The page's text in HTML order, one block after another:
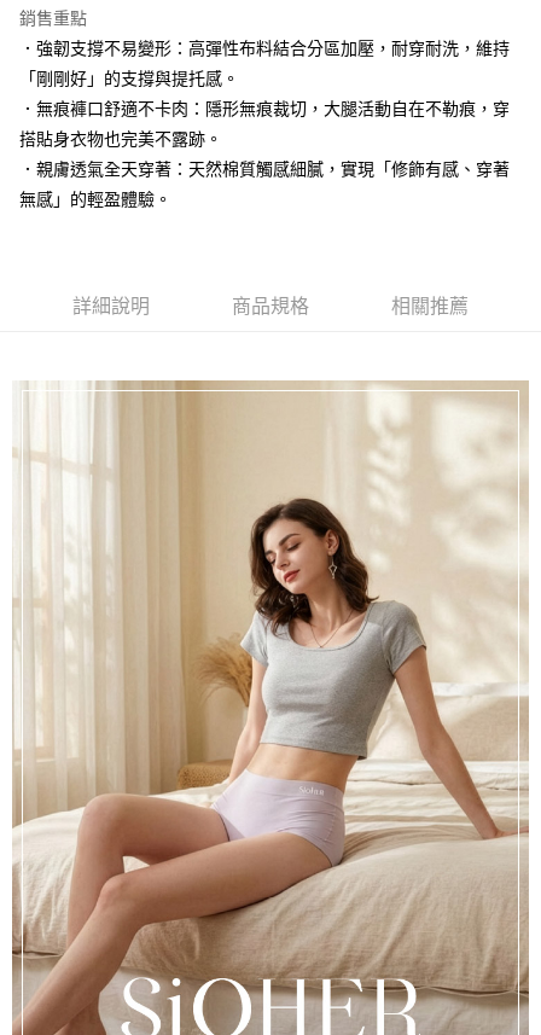
台新國際商業銀行
台灣樂天信用卡公司
元大商業銀行
玉山商業銀行
星展（台灣）商業銀行
台灣樂天信用卡公司
悠遊付
【大哥付你分期使用說明】
1.本服務由台灣大哥大提供，台灣大哥大用戶可立即使用無須另外申請。
2.付款方式選擇「大哥付你分期」，訂單成立後會自動跳轉到大哥付的交易
流程，驗證手機門號後，選擇欲分期的期數、繳款截止日，確認付款後即完
成交易。
法說明評估內容。
【繳款方式說明】
2.透過簡訊連結打開帳單後，可選擇「超商條碼／台灣大直營門市／銀行轉
【注意事項】
1.本服務係由「台灣大哥大股份有限公司」（以下簡稱本公司）所提供，讓
用戶於交易時，得透過本服務購買商品或服務，並由商店將買賣／分期付款
買賣價金債權讓與本公司後，依約使用本公司帳單繳交帳款。
2.基於同意付款使用「大哥付你分期」之契約關係目的，商店將以您的個人
資料（包含姓名、電話或地址）提供予台灣大哥大進項蒐集、處理及利用，
由本公司與您本人進行分期帳單所需資料之確認、核對及更正。
3.完整用戶服務條款，請詳閱以下連結：https://oppay.tw/userRule
貨到付款
運送方式
付款後全家取貨
7-11取貨付款
付款後7-11取貨
每筆NT$100，滿NT$999(含以上)免運費
每筆NT$100，滿NT$1,000(含以上)免運費
離島宅配
每筆NT$220，滿NT$2,000(含以上)免運費
每筆NT$150，滿NT$1,200(含以上)免運費
查看運費
銷售重點
．強韌支撐不易變形：高彈性布料結合分區加壓，耐穿耐洗，維持
「剛剛好」的支撐與提托感。
．無痕褲口舒適不卡肉：隱形無痕裁切，大腿活動自在不勒痕，穿
搭貼身衣物也完美不露跡。
．親膚透氣全天穿著：天然棉質觸感細膩，實現「修飾有感、穿著
無感」的輕盈體驗。
詳細說明 商品規格 相關推薦